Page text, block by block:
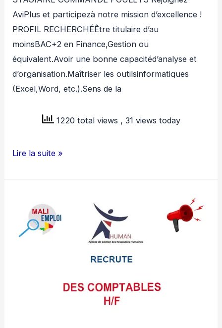
AviPlus et participezà notre mission d’excellence !
PROFIL RECHERCHÉÊtre titulaire d’au
moinsBAC+2 en Finance,Gestion ou
équivalent.Avoir une bonne capacitéd’analyse et
d’organisation.Maîtriser les outilsinformatiques
(Excel,Word, etc.).Sens de la
1220 total views , 31 views today
AVIPLUS
STAGIAIRES
H/F
Lire la suite »